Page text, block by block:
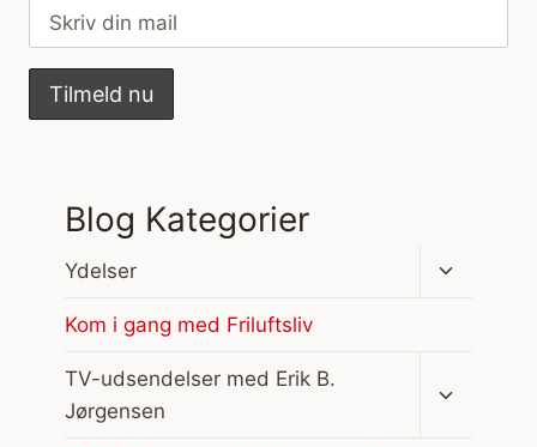
Blog Kategorier
Ydelser
Skift
Kom i gang med Friluftsliv
TV-udsendelser med Erik B.
Jørgensen